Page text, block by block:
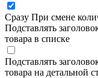
Сразу При смене
Подставлять
товара в списке
Подставлять
товара на детальной